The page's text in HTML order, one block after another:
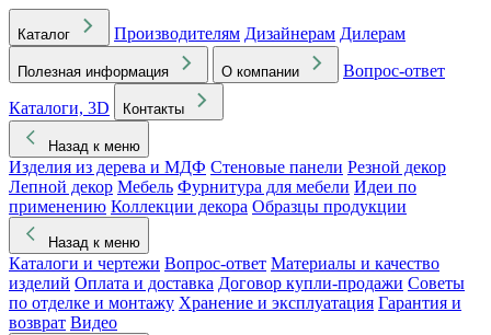
Каталог Производителям Дизайнерам Дилерам
Полезная информация О компании
Вопрос-ответ
Каталоги, 3D
Контакты
Назад к меню
Изделия из дерева и МДФ Стеновые панели Резной декор
Лепной декор Мебель Фурнитура для мебели Идеи по
применению Коллекции декора Образцы продукции
Назад к меню
Каталоги и чертежи Вопрос-ответ Материалы и качество
изделий Оплата и доставка Договор купли-продажи Советы
по отделке и монтажу Хранение и эксплуатация Гарантия и
возврат Видео